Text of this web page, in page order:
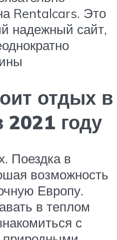
Rentalcars. Это
надежный сайт,
отдых в
2021 году
Поездка в
возможность
Европу.
в теплом
с